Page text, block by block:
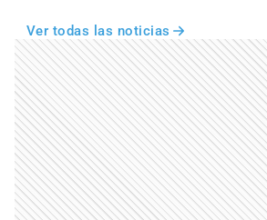
Ver todas las noticias